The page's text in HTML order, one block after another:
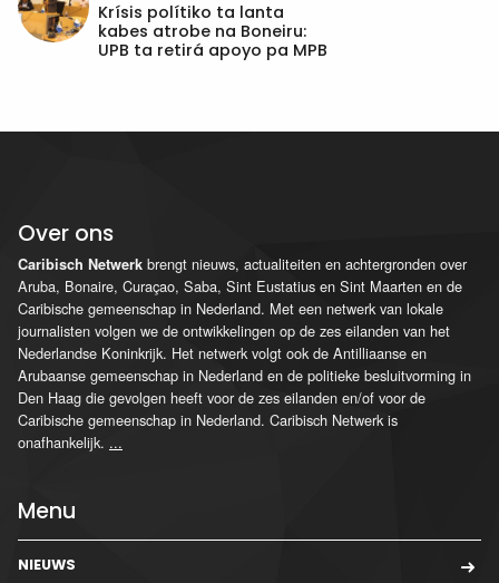
Krísis polítiko ta lanta
kabes atrobe na Boneiru:
UPB ta retirá apoyo pa MPB
Over ons
Caribisch Netwerk brengt nieuws, actualiteiten en achtergronden over
Aruba, Bonaire, Curaçao, Saba, Sint Eustatius en Sint Maarten en de
Caribische gemeenschap in Nederland. Met een netwerk van lokale
journalisten volgen we de ontwikkelingen op de zes eilanden van het
Nederlandse Koninkrijk. Het netwerk volgt ook de Antilliaanse en
Arubaanse gemeenschap in Nederland en de politieke besluitvorming in
Den Haag die gevolgen heeft voor de zes eilanden en/of voor de
Caribische gemeenschap in Nederland. Caribisch Netwerk is
onafhankelijk. ...
Menu
NIEUWS